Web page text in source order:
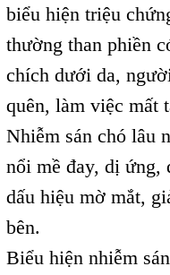
biểu hiện triệu
thường than phiền
chích dưới da,
quên, làm việc mất
Nhiễm sán chó lâu
nổi mề đay, dị ứng,
dấu hiệu mờ mắt,
bên.
Biểu hiện nhiễm